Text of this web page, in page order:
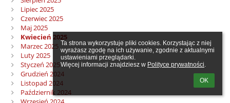
Ta strona wykorzystuje pliki cookies. Korzystając z niej
wyrażasz zgodę na ich używanie, zgodnie z aktualnymi
ustawieniami przeglądarki.
Więcej informacji znajdziesz w Polityce prywatności.
OK
Lipiec 2025
Czerwiec 2025
Maj 2025
Kwiecień 2025
Marzec 2025
Luty 2025
Styczeń 2025
Grudzień 2024
Listopad 2024
Październik 2024